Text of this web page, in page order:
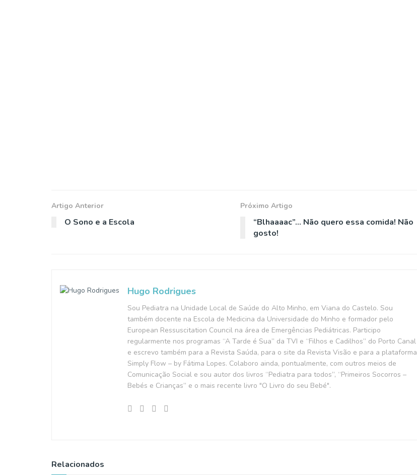
Artigo Anterior
O Sono e a Escola
Próximo Artigo
“Blhaaaac”… Não quero essa comida! Não
gosto!
Hugo Rodrigues
Sou Pediatra na Unidade Local de Saúde do Alto Minho, em Viana do Castelo. Sou
também docente na Escola de Medicina da Universidade do Minho e formador pelo
European Ressuscitation Council na área de Emergências Pediátricas. Participo
regularmente nos programas “A Tarde é Sua” da TVI e “Filhos e Cadilhos” do Porto Canal
e escrevo também para a Revista Saúda, para o site da Revista Visão e para a plataforma
Simply Flow – by Fátima Lopes. Colaboro ainda, pontualmente, com outros meios de
Comunicação Social e sou autor dos livros “Pediatra para todos”, “Primeiros Socorros –
Bebés e Crianças” e o mais recente livro "O Livro do seu Bebé".
Relacionados